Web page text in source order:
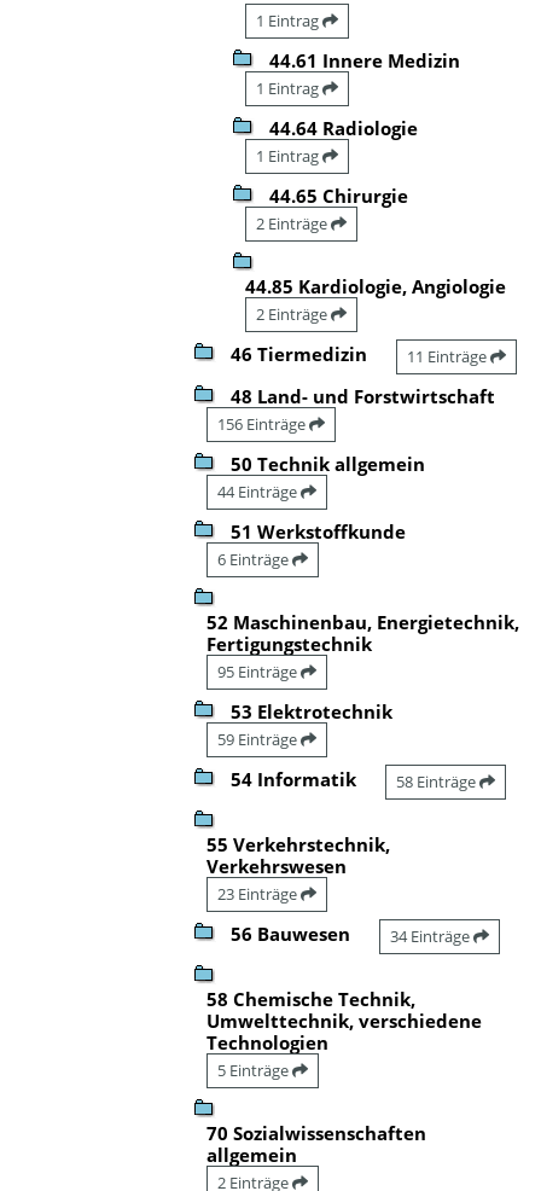
1 Eintrag
44.61 Innere Medizin
1 Eintrag
44.64 Radiologie
1 Eintrag
44.65 Chirurgie
2 Einträge
44.85 Kardiologie, Angiologie
2 Einträge
46 Tiermedizin 11 Einträge
48 Land- und Forstwirtschaft
156 Einträge
50 Technik allgemein
44 Einträge
51 Werkstoffkunde
6 Einträge
52 Maschinenbau, Energietechnik,
Fertigungstechnik
95 Einträge
53 Elektrotechnik
59 Einträge
54 Informatik 58 Einträge
55 Verkehrstechnik,
Verkehrswesen
23 Einträge
56 Bauwesen 34 Einträge
58 Chemische Technik,
Umwelttechnik, verschiedene
Technologien
5 Einträge
70 Sozialwissenschaften
allgemein
2 Einträge